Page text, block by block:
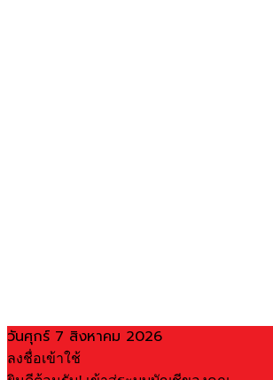
วันศุกร์ 7 สิงหาคม 2026
ลงชื่อเข้าใช้